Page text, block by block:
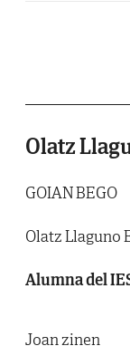
Olatz
GOIAN BEGO
Olatz Llaguno
Alumna del
Joan zinen